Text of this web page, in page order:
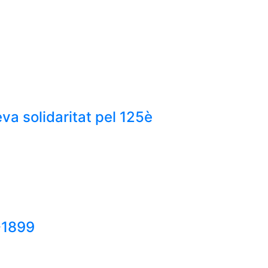
solidaritat pel 125è